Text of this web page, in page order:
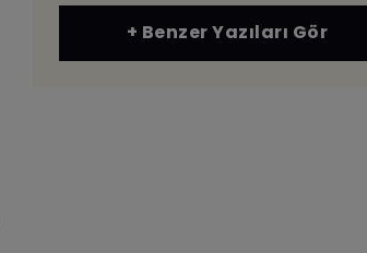
+ Benzer Yazıları Gör